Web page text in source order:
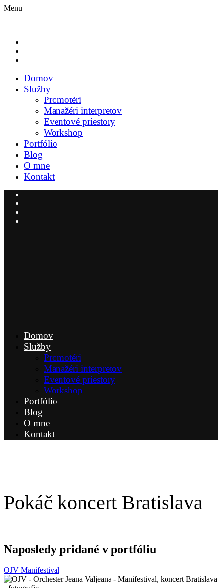
Menu
Domov
Služby
Promotéri
Manažéri interpretov
Eventové priestory
Workshop
Portfólio
Blog
O mne
Kontakt
Domov
Služby
Promotéri
Manažéri interpretov
Eventové priestory
Workshop
Portfólio
Blog
O mne
Kontakt
Pokáč koncert Bratislava
Naposledy pridané v portfóliu
OJV Manifestival